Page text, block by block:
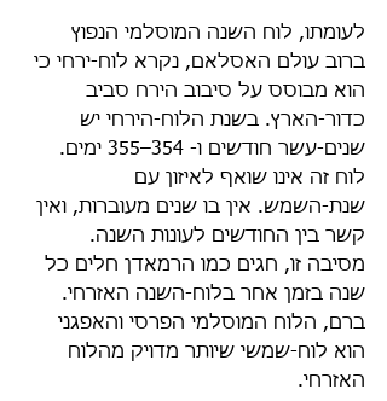
לעומתו, לוח השנה המוסלמי הנפוץ
ברוב עולם האסלאם, נקרא לוח-ירחי כי
הוא מבוסס על סיבוב הירח סביב
כדור-הארץ. בשנת הלוח-הירחי יש
שנים-עשר חודשים ו- 354–355 ימים.
לוח זה אינו שואף לאיזון עם
שנת-השמש. אין בו שנים מעוברות, ואין
קשר בין החודשים לעונות השנה.
מסיבה זו, חגים כמו הרמאדן חלים כל
שנה בזמן אחר בלוח-השנה האזרחי.
ברם, הלוח המוסלמי הפרסי והאפגני
הוא לוח-שמשי שיותר מדויק מהלוח
האזרחי.